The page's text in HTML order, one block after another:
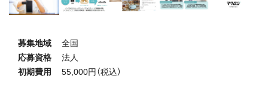
募集地域
全国
応募資格
法人
初期費用
55,000円（税込）